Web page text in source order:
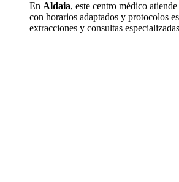
En Aldaia, este centro médico
con horarios adaptados y protocolos
extracciones y consultas